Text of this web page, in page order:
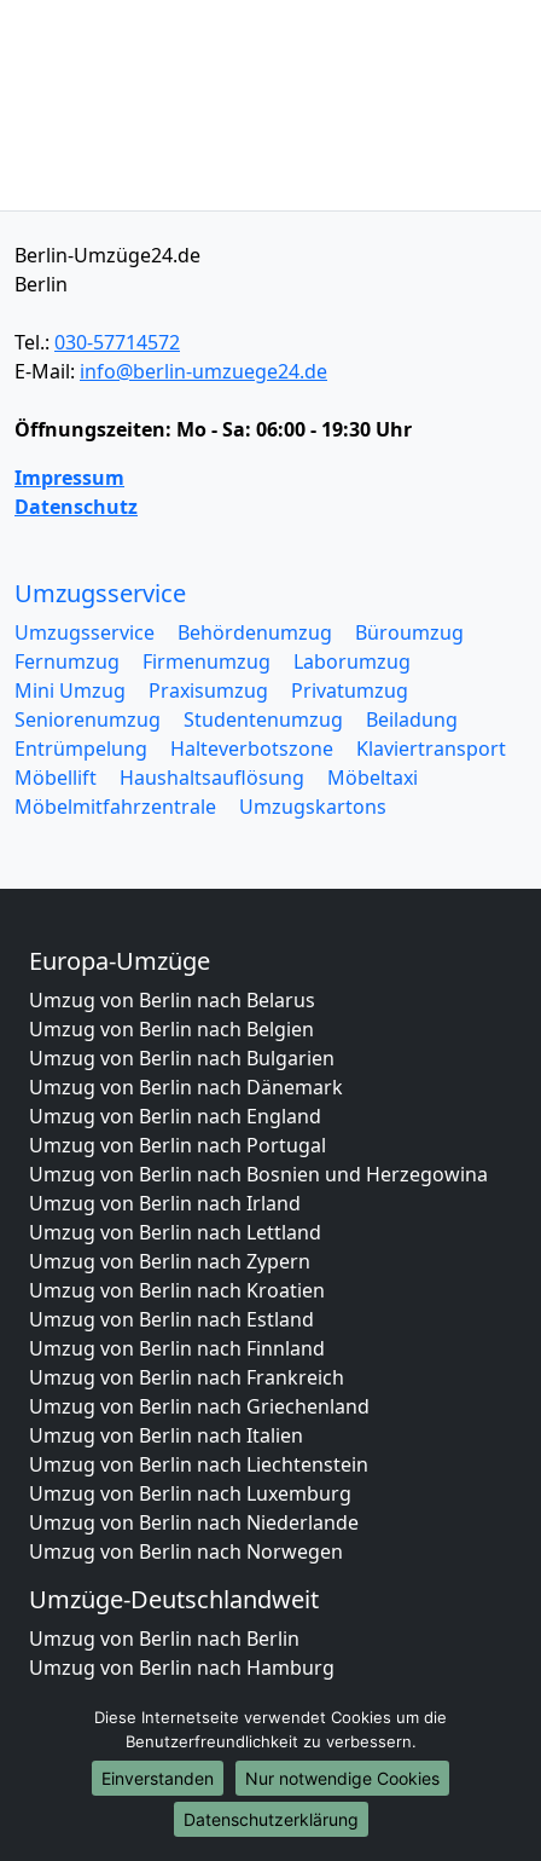
Berlin-Umzüge24.de
Berlin
Tel.: 030-57714572
E-Mail: info@berlin-umzuege24.de
Öffnungszeiten: Mo - Sa: 06:00 - 19:30 Uhr
Impressum
Datenschutz
Umzugsservice
Umzugsservice Behördenumzug
Büroumzug
Fernumzug
Firmenumzug
Laborumzug
Mini Umzug
Praxisumzug
Privatumzug
Seniorenumzug
Studentenumzug
Beiladung
Entrümpelung
Halteverbotszone
Klaviertransport
Möbellift
Haushaltsauflösung
Möbeltaxi
Möbelmitfahrzentrale
Umzugskartons
Europa-Umzüge
Umzug von Berlin nach Belarus
Umzug von Berlin nach Belgien
Umzug von Berlin nach Bulgarien
Umzug von Berlin nach Dänemark
Umzug von Berlin nach England
Umzug von Berlin nach Portugal
Umzug von Berlin nach Bosnien und Herzegowina
Umzug von Berlin nach Irland
Umzug von Berlin nach Lettland
Umzug von Berlin nach Zypern
Umzug von Berlin nach Kroatien
Umzug von Berlin nach Estland
Umzug von Berlin nach Finnland
Umzug von Berlin nach Frankreich
Umzug von Berlin nach Griechenland
Umzug von Berlin nach Italien
Umzug von Berlin nach Liechtenstein
Umzug von Berlin nach Luxemburg
Umzug von Berlin nach Niederlande
Umzug von Berlin nach Norwegen
Umzüge-Deutschlandweit
Umzug von Berlin nach Berlin
Umzug von Berlin nach Hamburg
Umzug von Berlin nach Köln
Umzug von Berlin nach Frankfurt am Main
Umzug von Berlin nach Stuttgart
Umzug von Berlin nach Düsseldorf
Umzug von Berlin nach Leipzig
Diese Internetseite verwendet Cookies um die
Benutzerfreundlichkeit zu verbessern.
Einverstanden
Nur notwendige Cookies
Datenschutzerklärung